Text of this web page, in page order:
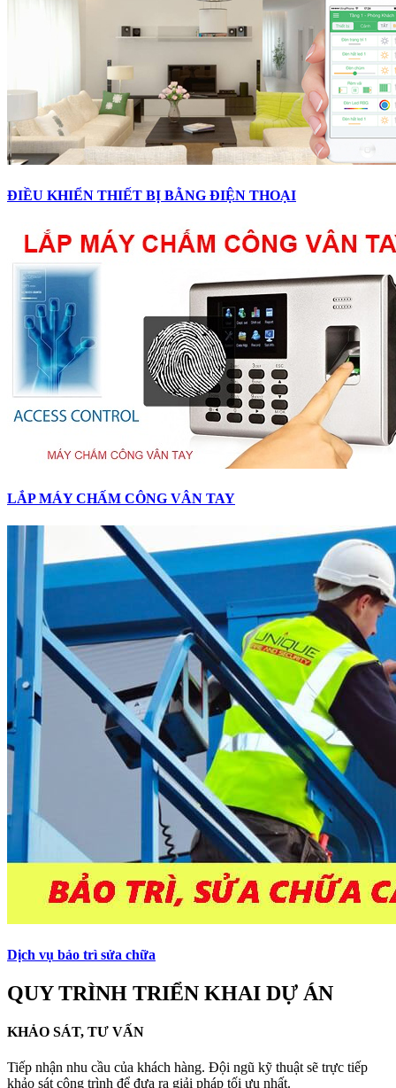
ĐIỀU KHIỂN THIẾT BỊ BẰNG ĐIỆN THOẠI
LẮP MÁY CHẤM CÔNG VÂN TAY
Dịch vụ bảo trì sửa chữa
QUY TRÌNH TRIỂN KHAI DỰ ÁN
KHẢO SÁT, TƯ VẤN
Tiếp nhận nhu cầu của khách hàng. Đội ngũ kỹ thuật sẽ trực tiếp
khảo sát công trình để đưa ra giải pháp tối ưu nhất.